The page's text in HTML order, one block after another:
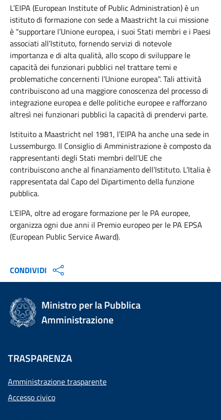
L’EIPA (European Institute of Public Administration) è un
istituto di formazione con sede a Maastricht la cui missione
è “supportare l’Unione europea, i suoi Stati membri e i Paesi
associati all’Istituto, fornendo servizi di notevole
importanza e di alta qualità, allo scopo di sviluppare le
capacità dei funzionari pubblici nel trattare temi e
problematiche concernenti l’Unione europea". Tali attività
contribuiscono ad una maggiore conoscenza del processo di
integrazione europea e delle politiche europee e rafforzano
altresì nei funzionari pubblici la capacità di prendervi parte.
Istituito a Maastricht nel 1981, l’EIPA ha anche una sede in
Lussemburgo. Il Consiglio di Amministrazione è composto da
rappresentanti degli Stati membri dell’UE che
contribuiscono anche al finanziamento dell’Istituto. L’Italia è
rappresentata dal Capo del Dipartimento della funzione
pubblica.
L'EIPA, oltre ad erogare formazione per le PA europee,
organizza ogni due anni il Premio europeo per le PA EPSA
(European Public Service Award).
CONDIVIDI
Ministro per la Pubblica
Amministrazione
TRASPARENZA
Amministrazione trasparente
Accesso civico